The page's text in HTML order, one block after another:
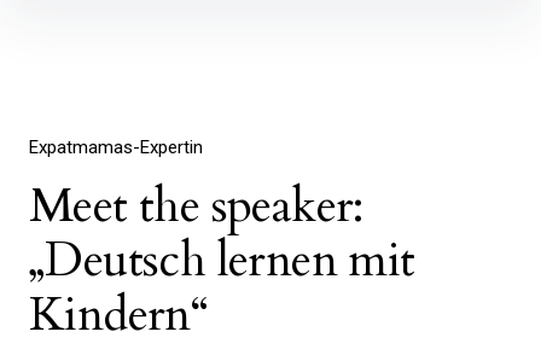
Expatmamas-Expertin
Meet the speaker:
„Deutsch lernen mit
Kindern“